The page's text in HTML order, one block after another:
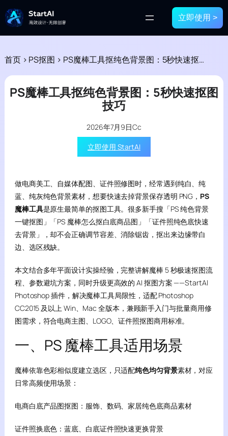
立即使用 >
首页 > PS抠图 > PS魔棒工具抠纯色背景图：5秒快速抠图技巧
PS魔棒工具抠纯色背景图：5秒快速抠图
技巧
2026年7月9日Cc
立即使用 StartAI
做电商美工、自媒体配图、证件照修图时，经常遇到纯白、纯
蓝、纯灰纯色背景素材，想要快速去掉背景保存透明 PNG， PS
魔棒工具是原生最简单的抠图工具。很多新手搜「PS 纯色背景
一键抠图」「PS 魔棒怎么抠白底商品图」「证件照纯色底快速
去背景」，却不会正确调节容差、消除锯齿，抠出来边缘带白
边、选区残缺。
本文结合多年平面设计实操经验，完整讲解魔棒 5 秒极速抠图流
程、参数避坑方案，同时升级更高效的 AI 抠图方案 ——StartAI
Photoshop 插件，解决魔棒工具局限性，适配 Photoshop
CC2015 及以上 Win、Mac 全版本，兼顾新手入门与批量商用修
图需求，符合电商主图、LOGO、证件照抠图商用标准。
一、PS 魔棒工具适用场景
魔棒依靠色彩相似度建立选区，只适配纯色均匀背景素材，对应
日常高频使用场景：
电商白底产品图抠图：服饰、数码、家居纯色底商品素材
证件照换底色：蓝底、白底证件照快速更换背景